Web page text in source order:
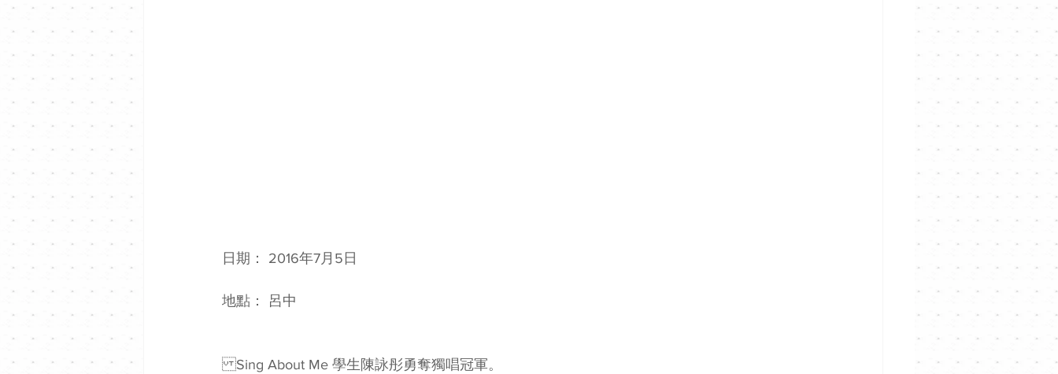
日期： 2016年7月5日
地點： 呂中
Sing About Me 學生陳詠彤勇奪獨唱冠軍。